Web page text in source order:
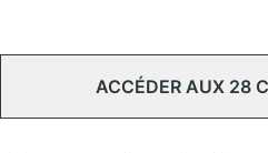
ACCÉDER AUX 28